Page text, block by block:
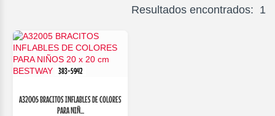
Resultados encontrados: 1
383-5942
A32005 BRACITOS INFLABLES DE COLORES
PARA NIÑ...